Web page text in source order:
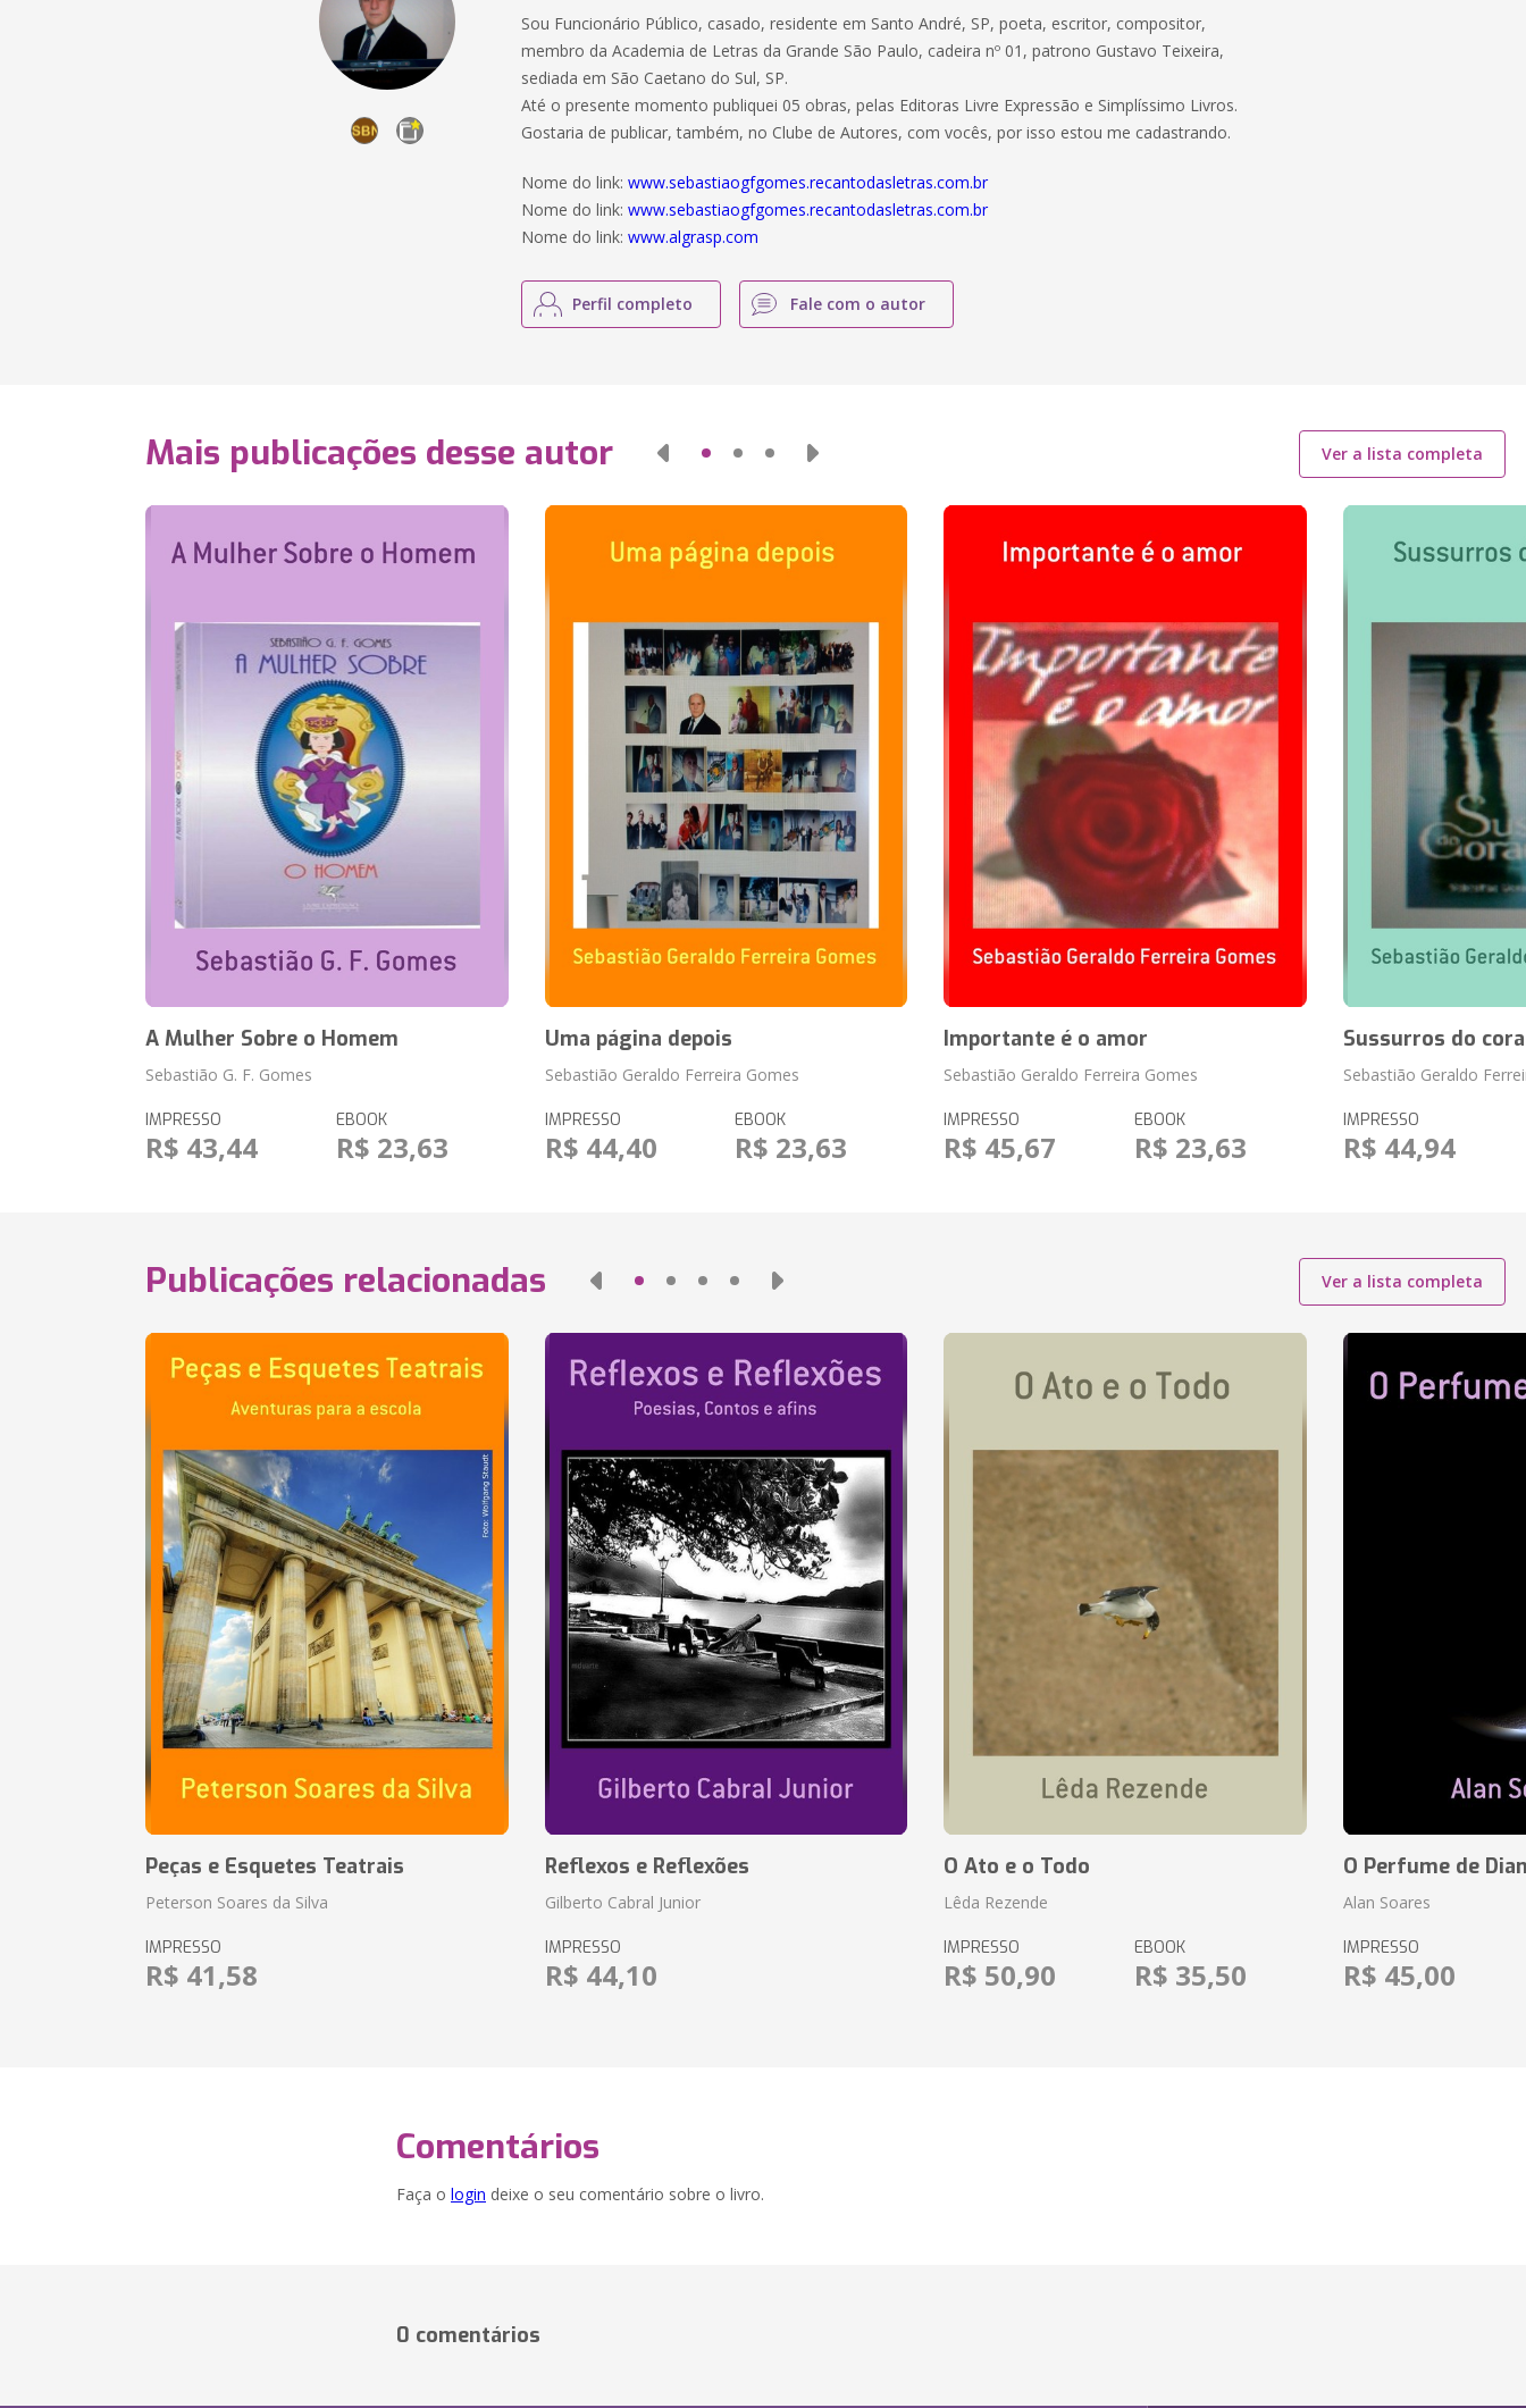
Sou Funcionário Público, casado, residente em Santo André, SP, poeta, escritor, compositor,
membro da Academia de Letras da Grande São Paulo, cadeira nº 01, patrono Gustavo Teixeira,
sediada em São Caetano do Sul, SP.
Até o presente momento publiquei 05 obras, pelas Editoras Livre Expressão e Simplíssimo Livros.
Gostaria de publicar, também, no Clube de Autores, com vocês, por isso estou me cadastrando.
Nome do link:www.sebastiaogfgomes.recantodasletras.com.br
Nome do link:www.sebastiaogfgomes.recantodasletras.com.br
Nome do link:www.algrasp.com
Perfil completo Fale com o autor
Mais publicações desse autor Ver a lista completa
A Mulher Sobre o Homem
Sebastião G. F. Gomes
IMPRESSO
R$ 43,44
EBOOK
R$ 23,63
Uma página depois
Sebastião Geraldo Ferreira Gomes
IMPRESSO
R$ 44,40
EBOOK
R$ 23,63
Importante é o amor
Sebastião Geraldo Ferreira Gomes
IMPRESSO
R$ 45,67
EBOOK
R$ 23,63
Sussurros do
Sebastião Geraldo
IMPRESSO
R$ 44,94
Publicações relacionadas Ver a lista completa
Peças e Esquetes Teatrais
Peterson Soares da Silva
IMPRESSO
R$ 41,58
Reflexos e Reflexões
Gilberto Cabral Junior
IMPRESSO
R$ 44,10
O Ato e o Todo
Lêda Rezende
IMPRESSO
R$ 50,90
EBOOK
R$ 35,50
O Perfume de
Alan Soares
IMPRESSO
R$ 45,00
Comentários
Faça o login deixe o seu comentário sobre o livro.
0 comentários